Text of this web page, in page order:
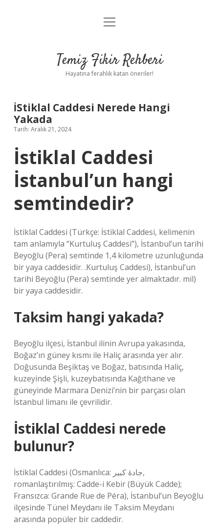
Anasayfa
Yasal Uyarı
menüyü
Temiz Fikir Rehberi
Hayatına ferahlık katan öneriler!
İStiklal Caddesi Nerede Hangi
Yakada
Tarih: Aralık 21, 2024
İstiklal Caddesi
İstanbul’un hangi
semtindedir?
İstiklal Caddesi (Türkçe: İstiklal Caddesi, kelimenin
tam anlamıyla “Kurtuluş Caddesi”), İstanbul’un tarihi
Beyoğlu (Pera) semtinde 1,4 kilometre uzunluğunda
bir yaya caddesidir. .Kurtuluş Caddesi), İstanbul’un
tarihi Beyoğlu (Pera) semtinde yer almaktadır. mil)
bir yaya caddesidir.
Taksim hangi yakada?
Beyoğlu ilçesi, İstanbul ilinin Avrupa yakasında,
Boğaz’ın güney kısmı ile Haliç arasında yer alır.
Doğusunda Beşiktaş ve Boğaz, batısında Haliç,
kuzeyinde Şişli, kuzeybatısında Kağıthane ve
güneyinde Marmara Denizi’nin bir parçası olan
İstanbul limanı ile çevrilidir.
İstiklal Caddesi nerede
bulunur?
İstiklal Caddesi (Osmanlıca: جادهٔ كبیر‎,
romanlaştırılmış: Cadde-i Kebir (Büyük Cadde);
Fransızca: Grande Rue de Péra), İstanbul’un Beyoğlu
ilçesinde Tünel Meydanı ile Taksim Meydanı
arasında popüler bir caddedir.